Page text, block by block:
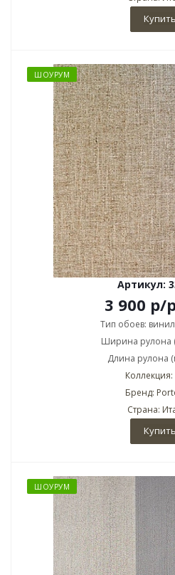
Купить
ШОУРУМ
Артикул:
3 900 р/
Тип обоев:
Ширина
Длина рулона
Коллекция:
Бренд:
Страна:
Купить
ШОУРУМ